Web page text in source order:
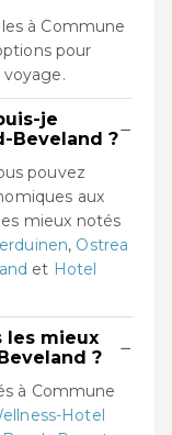
à Commune
pour
je
Beveland ?−
pouvez
aux
mieux notés
, Ostrea
et Hotel
les mieux
?
−
à Commune
Hotel